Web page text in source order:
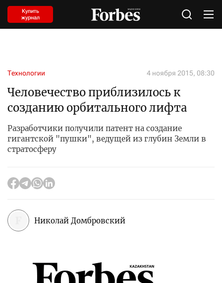
Купить
журнал
Технологии 4 ноября 2015, 08:30
Человечество приблизилось к
созданию орбитального лифта
Разработчики получили патент на создание
гигантской "пушки", ведущей из глубин Земли в
стратосферу
Николай Домбровский